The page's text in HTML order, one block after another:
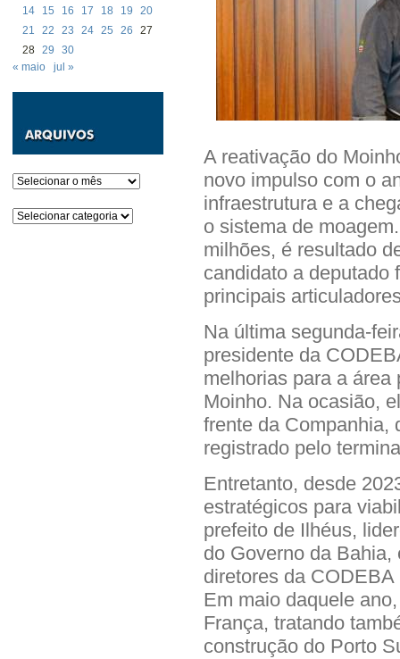
14
15 16 17 18 19
20
21
22 23 24 25 26
27
28 29
30
« maio
jul »
Arquivos
Categorias
A reativação do
novo impulso com o
infraestrutura e a
o sistema de
milhões, é resultado
candidato a deputado
principais
Na última segunda-
presidente da
melhorias para a
Moinho. Na ocasião,
frente da Companhia,
registrado pelo
Entretanto, desde
estratégicos para
prefeito de Ilhéus,
do Governo da
diretores da
Em maio daquele
França, tratando
construção do Porto